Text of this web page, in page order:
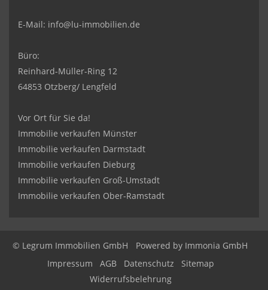
E-Mail: info@lu-immobilien.de
Büro:
Reinhard-Müller-Ring 12
64853 Otzberg/ Lengfeld
Vor Ort für Sie da!
Immobilie verkaufen Münster
Immobilie verkaufen Darmstadt
Immobilie verkaufen Dieburg
Immobilie verkaufen Groß-Umstadt
Immobilie verkaufen Ober-Ramstadt
© Legrum Immobilien GmbH Powered by Immonia GmbH
Impressum
AGB Datenschutz
Sitemap
Widerrufsbelehrung